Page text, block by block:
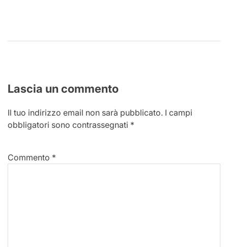
Lascia un commento
Il tuo indirizzo email non sarà pubblicato. I campi
obbligatori sono contrassegnati *
Commento *